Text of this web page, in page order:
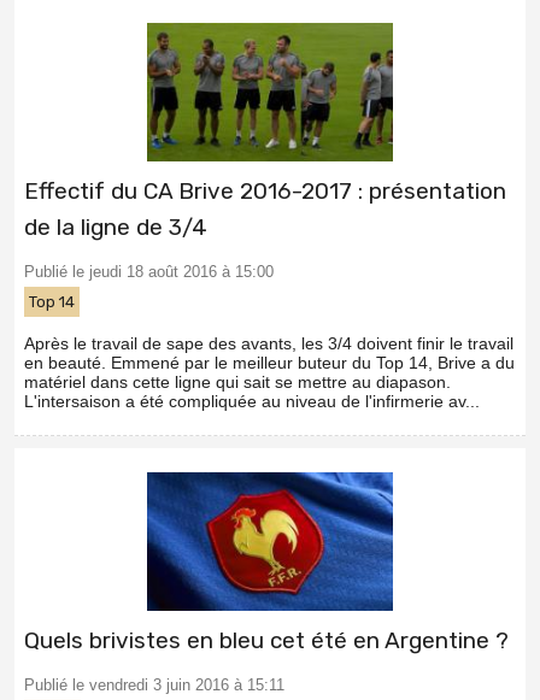
Effectif du CA Brive 2016-2017 : présentation
de la ligne de 3/4
Publié le jeudi 18 août 2016 à 15:00
Top 14
Après le travail de sape des avants, les 3/4 doivent finir le travail
en beauté. Emmené par le meilleur buteur du Top 14, Brive a du
matériel dans cette ligne qui sait se mettre au diapason.
L'intersaison a été compliquée au niveau de l'infirmerie av...
Quels brivistes en bleu cet été en Argentine ?
Publié le vendredi 3 juin 2016 à 15:11